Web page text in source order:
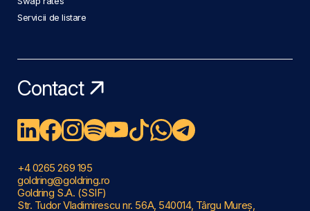
Servicii de listare
Contact
+4 0265 269 195
goldring@goldring.ro
Goldring S.A. (SSIF)
Str. Tudor Vladimirescu nr. 56A, 540014, Târgu Mureș,